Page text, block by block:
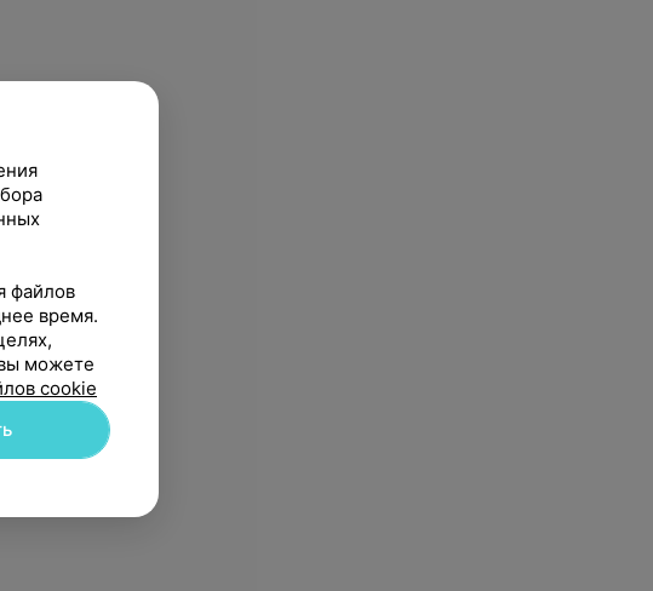
файлов
время.
можете
cookie